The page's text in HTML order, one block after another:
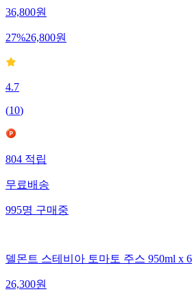
36,800원
27%26,800원
4.7
(10)
804적립
무료배송
995명구매중
델몬트 스테비아 토마토 주스 950ml x 6
26,300원